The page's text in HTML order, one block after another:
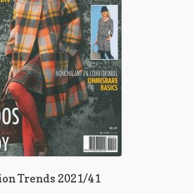
Trends 2021/41